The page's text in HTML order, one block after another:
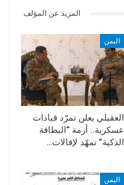
المزيد عن المؤلف
اليمن
العقيلي يعلن تمرّد قيادات
عسكرية.. أزمة “البطاقة
الذكية” تمهّد لإقالات…
اليمن